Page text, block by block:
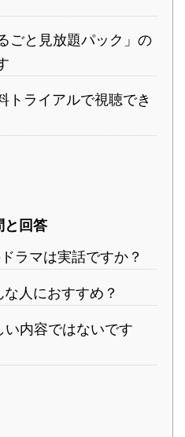
ごと見放題パック」の
トライアルで視聴でき
と回答
ラマは実話ですか？
人におすすめ？
い内容ではないです